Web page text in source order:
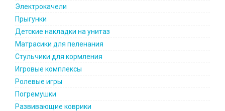
Электрокачели
Прыгунки
Детские накладки на унитаз
Матрасики для пеленания
Стульчики для кормления
Игровые комплексы
Ролевые игры
Погремушки
Развивающие коврики